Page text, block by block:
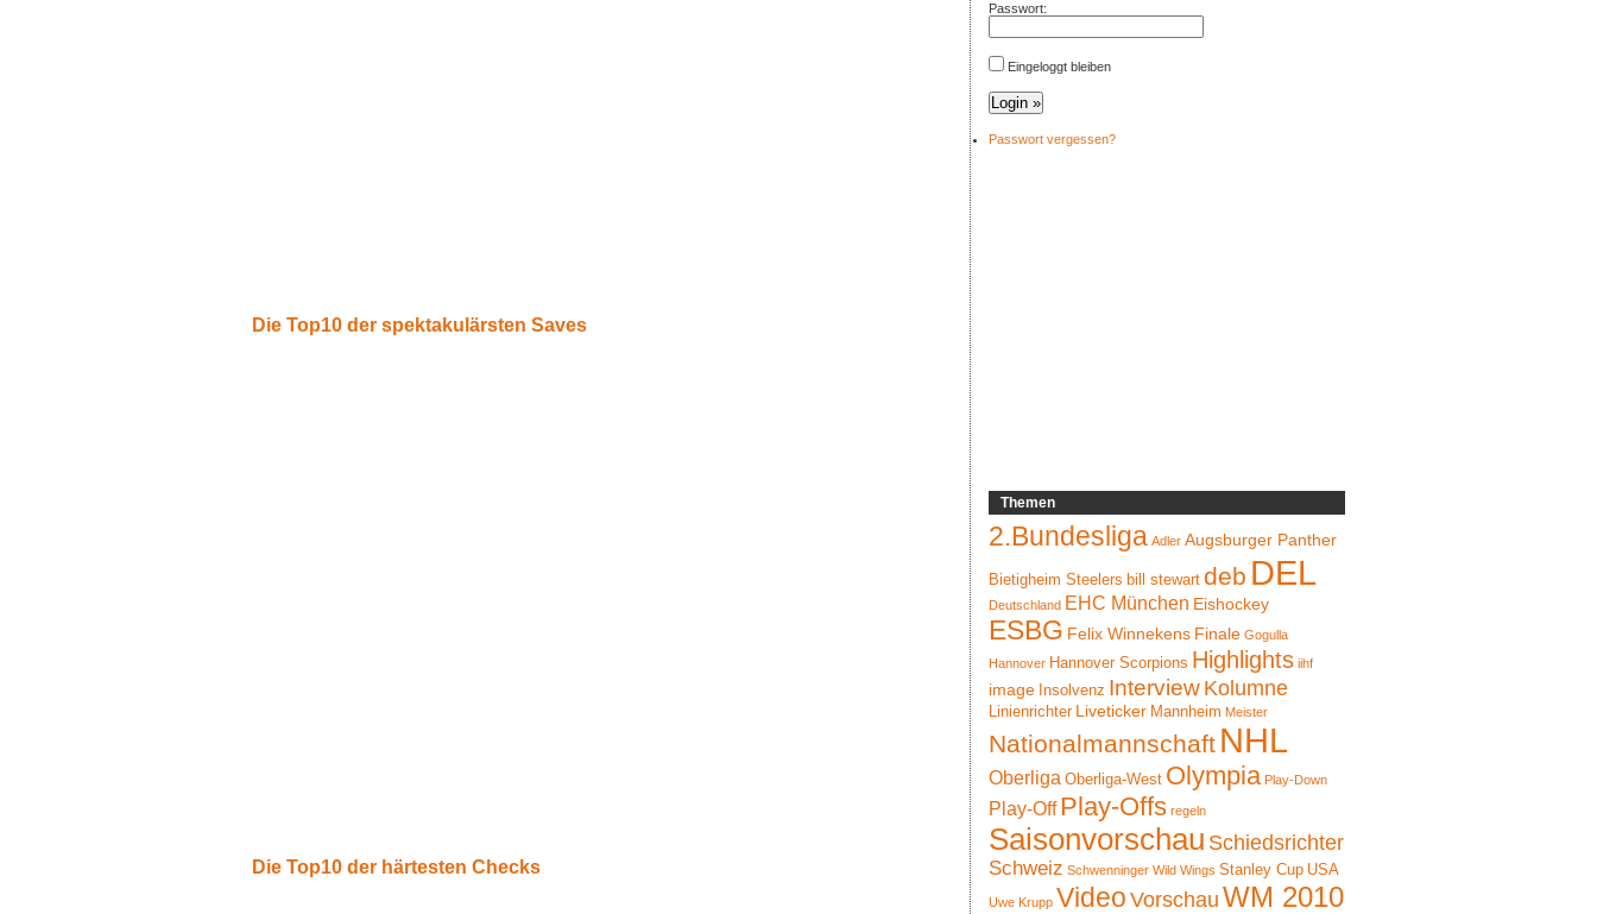
Die Top10 der spektakulärsten Saves
Die Top10 der härtesten Checks
Passwort:
Eingeloggt bleiben
Passwort vergessen?
Themen
2.Bundesliga Adler Augsburger Panther
Bietigheim Steelers bill stewart deb DEL
Deutschland EHC München Eishockey
ESBG Felix Winnekens Finale Gogulla
Hannover Hannover Scorpions Highlights iihf
image Insolvenz Interview Kolumne
Linienrichter Liveticker Mannheim Meister
Nationalmannschaft NHL
Oberliga Oberliga-West Olympia Play-Down
Play-Off Play-Offs regeln
Saisonvorschau Schiedsrichter
Schweiz Schwenninger Wild Wings Stanley Cup USA
Uwe Krupp Video Vorschau WM 2010